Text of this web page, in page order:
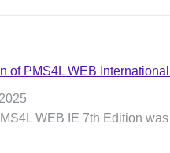
of PMS4L WEB
WEB IE 7th Edition